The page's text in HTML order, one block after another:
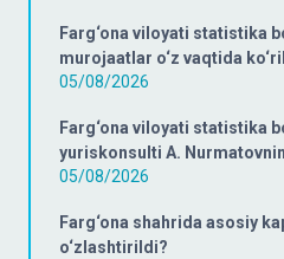
Farg‘ona viloyati statistika
murojaatlar o‘z vaqtida
05/08/2026
Farg‘ona viloyati statistika
yuriskonsulti A.
05/08/2026
Farg‘ona shahrida asosiy
o‘zlashtirildi?